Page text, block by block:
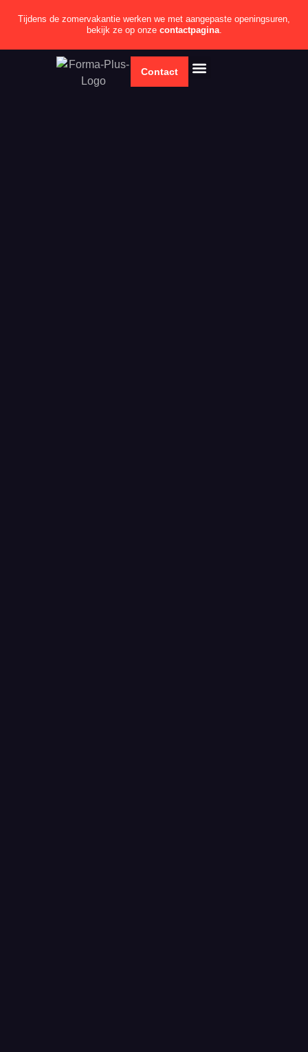
Tijdens de zomervakantie werken we met aangepaste openingsuren,
bekijk ze op onze contactpagina.
Contact